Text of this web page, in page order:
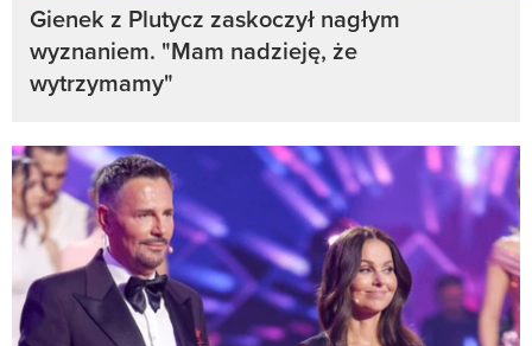
Gienek z Plutycz zaskoczył nagłym
wyznaniem. "Mam nadzieję, że
wytrzymamy"